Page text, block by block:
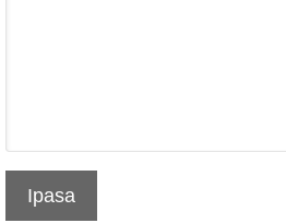
Ipasa